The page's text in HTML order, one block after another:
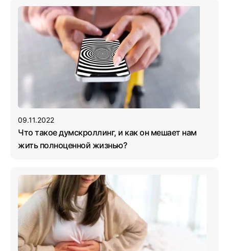
09.11.2022
Что такое думскроллинг, и как он мешает нам
жить полноценной жизнью?